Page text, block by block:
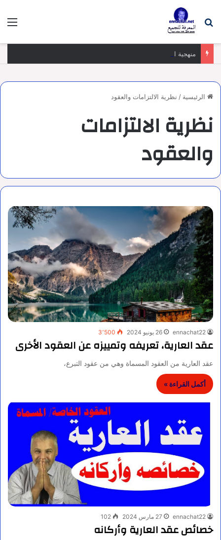
بحث عن
منهجية الجواب عن سؤال الامتحان الكتابي في المباريات
الرئيسية / نظرية الالتزامات والعقود
نظرية الالتزامات
والعقود
ennachat22 26 يونيو 2024 3٬500
عقد العارية، تعريفه وتمييزه عن العقود الأخرى
عقد العارية من العقود المسماة وهي من عقود التبرع،
أكمل القراءة »
ennachat22 27 مارس 2024 102
خصائص عقد العارية وأركانه